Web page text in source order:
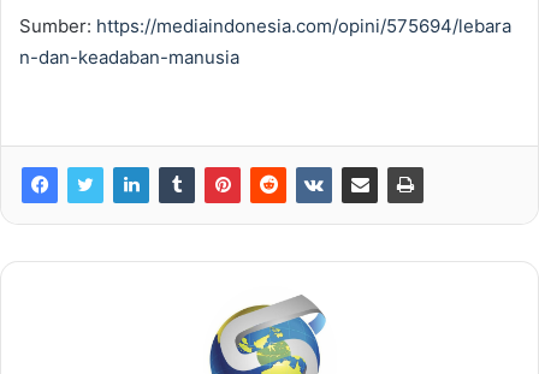
Sumber: https://mediaindonesia.com/opini/575694/lebara
n-dan-keadaban-manusia